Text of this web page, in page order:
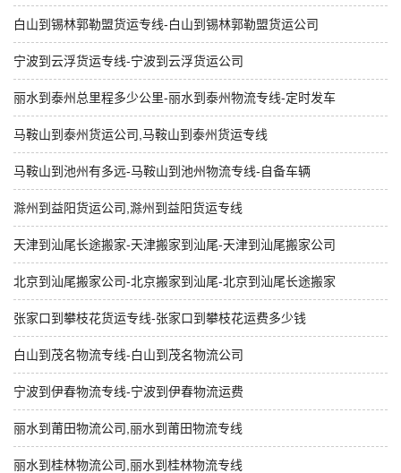
白山到锡林郭勒盟货运专线-白山到锡林郭勒盟货运公司
宁波到云浮货运专线-宁波到云浮货运公司
丽水到泰州总里程多少公里-丽水到泰州物流专线-定时发车
马鞍山到泰州货运公司,马鞍山到泰州货运专线
马鞍山到池州有多远-马鞍山到池州物流专线-自备车辆
滁州到益阳货运公司,滁州到益阳货运专线
天津到汕尾长途搬家-天津搬家到汕尾-天津到汕尾搬家公司
北京到汕尾搬家公司-北京搬家到汕尾-北京到汕尾长途搬家
张家口到攀枝花货运专线-张家口到攀枝花运费多少钱
白山到茂名物流专线-白山到茂名物流公司
宁波到伊春物流专线-宁波到伊春物流运费
丽水到莆田物流公司,丽水到莆田物流专线
丽水到桂林物流公司,丽水到桂林物流专线